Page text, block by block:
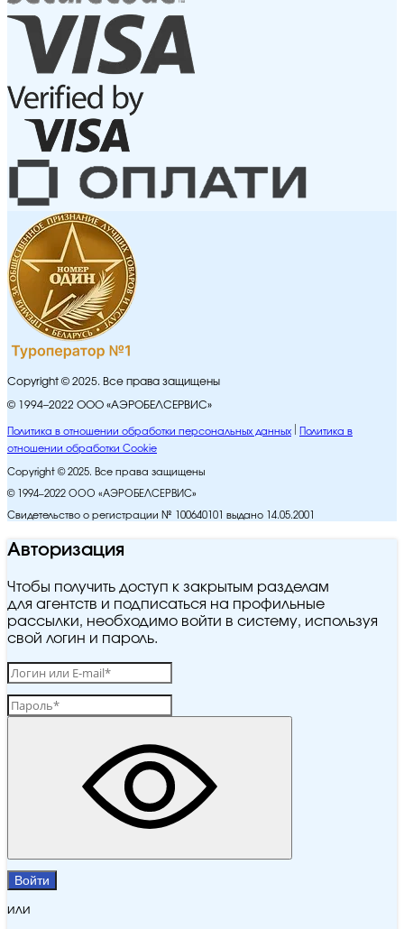
Copyright © 2025. Все права защищены
© 1994–2022 ООО «АЭРОБЕЛСЕРВИС»
Политика в отношении обработки персональных данных
Политика в
отношении обработки Cookie
Copyright © 2025. Все права защищены
© 1994–2022 ООО «АЭРОБЕЛСЕРВИС»
Свидетельство о регистрации № 100640101 выдано 14.05.2001
Авторизация
Чтобы получить доступ к закрытым разделам
для агентств и подписаться на профильные
рассылки, необходимо войти в систему, используя
свой логин и пароль.
Войти
или